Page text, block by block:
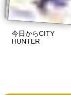
今日からCITY
HUNTER